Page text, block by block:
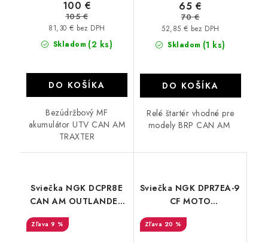
Skladom (2 ks)
81,30 € bez DPH
100 €
105 €
DO KOŠÍKA
Bezúdržbový MF
akumulátor UTV CAN AM
TRAXTER
Skladom (1 ks)
52,85 € bez DPH
65 €
70 €
DO KOŠÍKA
Relé štartér vhodné pre
modely BRP CAN AM
Sviečka NGK DCPR8E
CAN AM OUTLANDER
450/500/570/650/850/1000
9 %
Sviečka NGK DPR7EA-9
CF MOTO
20 %